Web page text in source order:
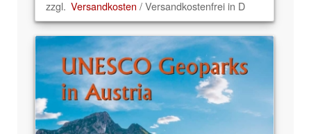
zzgl. Versandkosten / Versandkostenfrei in D